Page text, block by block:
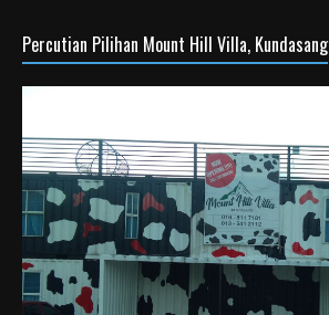
Percutian Pilihan Mount Hill Villa, Kundasang